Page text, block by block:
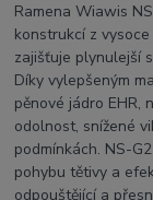
Ramena Wiawis
konstrukcí z
zajišťuje plynulejší
Díky vylepšeným
pěnové jádro EHR,
odolnost, snížené
podmínkách. NS-
pohybu tětivy a
odpouštějící a